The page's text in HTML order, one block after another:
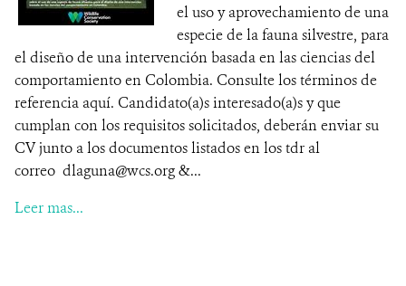
el uso y aprovechamiento de una
especie de la fauna silvestre, para
el diseño de una intervención basada en las ciencias del
comportamiento en Colombia. Consulte los términos de
referencia aquí. Candidato(a)s interesado(a)s y que
cumplan con los requisitos solicitados, deberán enviar su
CV junto a los documentos listados en los tdr al
correo dlaguna@wcs.org &...
Leer mas...